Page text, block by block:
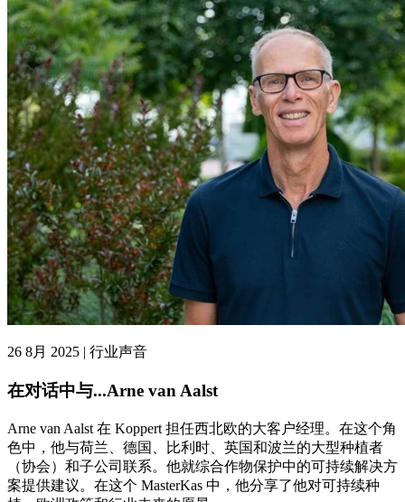
26 8月 2025 | 行业声音
在对话中与...Arne van Aalst
Arne van Aalst 在 Koppert 担任西北欧的大客户经理。在这个角
色中，他与荷兰、德国、比利时、英国和波兰的大型种植者
（协会）和子公司联系。他就综合作物保护中的可持续解决方
案提供建议。在这个 MasterKas 中，他分享了他对可持续种